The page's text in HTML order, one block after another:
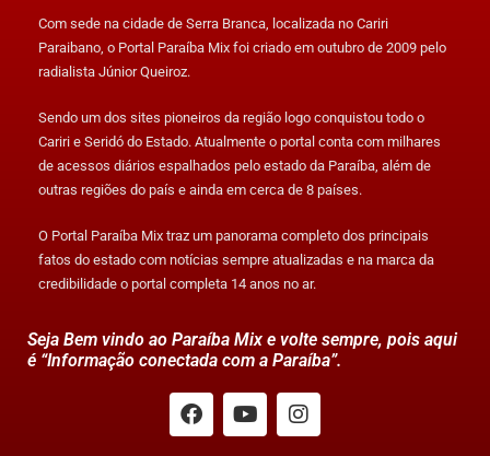
Com sede na cidade de Serra Branca, localizada no Cariri
Paraibano, o Portal Paraíba Mix foi criado em outubro de 2009 pelo
radialista Júnior Queiroz.
Sendo um dos sites pioneiros da região logo conquistou todo o
Cariri e Seridó do Estado. Atualmente o portal conta com milhares
de acessos diários espalhados pelo estado da Paraíba, além de
outras regiões do país e ainda em cerca de 8 países.
O Portal Paraíba Mix traz um panorama completo dos principais
fatos do estado com notícias sempre atualizadas e na marca da
credibilidade o portal completa 14 anos no ar.
Seja Bem vindo ao Paraíba Mix e volte sempre, pois aqui
é “Informação conectada com a Paraíba”.